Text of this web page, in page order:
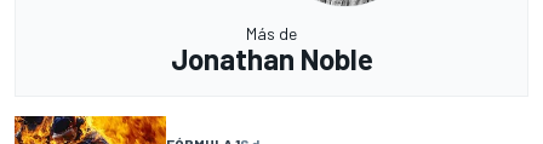
Más de
Jonathan Noble